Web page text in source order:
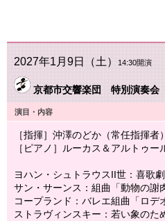
2027年1月9日（土）14:30開演
京都市交響楽団 特別演奏会
演目・内容
［指揮］沖澤のどか（常任指揮者）
［ピアノ］ルーカス＆アルトゥ
ヨハン・シュトラウスII世：喜歌
サン・サーンス：組曲「動物の謝
コープランド：バレエ組曲「ロデ
ストラヴィンスキー：若い象のた